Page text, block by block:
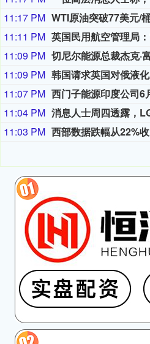
11:17 PM WTI原油突破77美元/
11:11 PM
11:09 PM
11:09 PM 韩国请求英国对俄液
11:07 PM
11:04 PM
11:03 PM 西部数据跌幅从22%